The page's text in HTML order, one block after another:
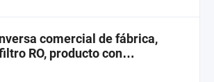
comercial de fábrica,
RO, producto con